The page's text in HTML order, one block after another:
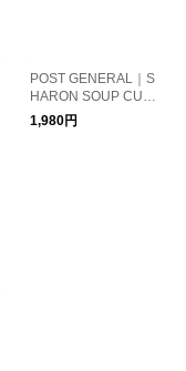
POST GENERAL｜S
HARON SOUP CUP 3
00ml / シャロン スー
プカップ 300ml
1,980円